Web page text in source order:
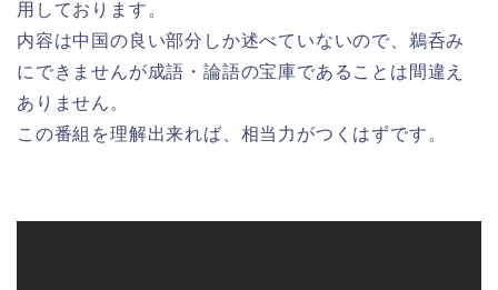
用しております。
内容は中国の良い部分しか述べていないので、鵜呑み
にできませんが成語・論語の宝庫であることは間違え
ありません。
この番組を理解出来れば、相当力がつくはずです。